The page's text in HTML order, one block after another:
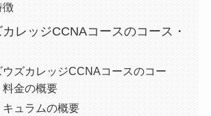
徴
レッジCCNAコースのコース・
ウズカレッジCCNAコースのコー
料金の概要
キュラムの概要